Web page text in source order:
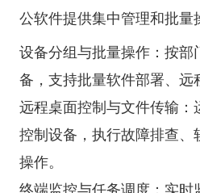
公软件提供集中管理和批量
设备分组与批量操作：按部
备，支持批量软件部署、远
远程桌面控制与文件传输：
控制设备，执行故障排查、
操作。
终端监控与任务调度：实时